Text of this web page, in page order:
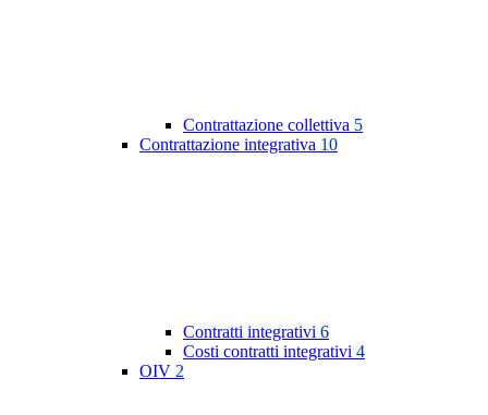
Contrattazione collettiva 5
Contrattazione integrativa 10
Contratti integrativi 6
Costi contratti integrativi 4
OIV 2